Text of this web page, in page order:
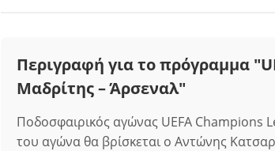
Περιγραφή για το πρόγραμμα
Μαδρίτης – Άρσεναλ"
Ποδοσφαιρικός αγώνας UEFA Champions
του αγώνα θα βρίσκεται ο Αντώνης